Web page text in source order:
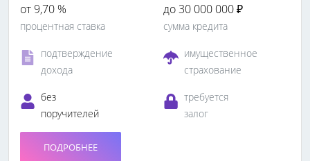
от 9,70 %
процентная ставка
до 30 000 000 ₽
сумма кредита
подтверждение
дохода
имущественное
страхование
без
поручителей
требуется
залог
ПОДРОБНЕЕ